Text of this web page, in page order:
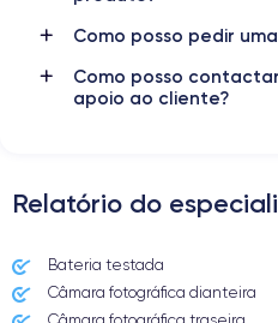
Si vous souhaitez découvrir en
Como posso pedir
Como posso
apoio ao cliente?
Relatório do
Bateria testada
Câmara fotográfica dianteira